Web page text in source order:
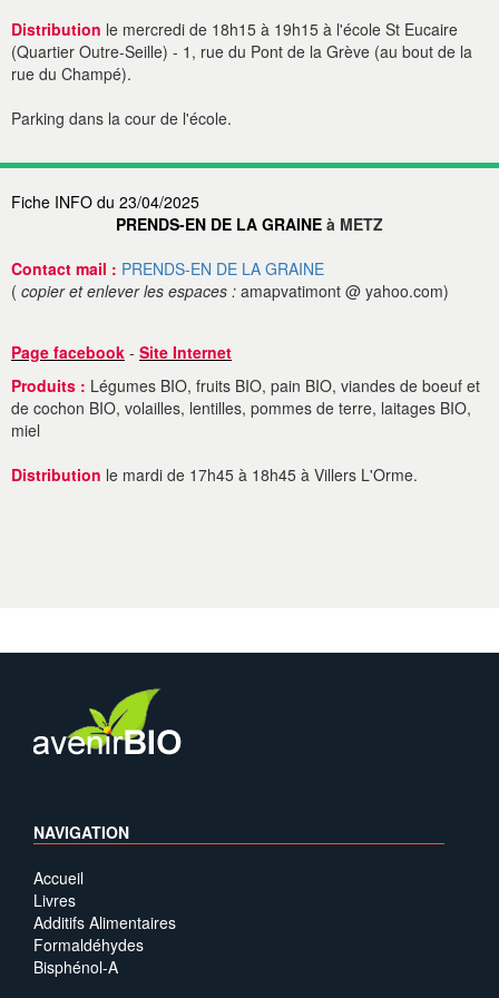
Distribution le mercredi de 18h15 à 19h15 à l'école St Eucaire
(Quartier Outre-Seille) - 1, rue du Pont de la Grève (au bout de la
rue du Champé).
Parking dans la cour de l'école.
Fiche INFO du 23/04/2025
PRENDS-EN DE LA GRAINE à METZ
Contact mail : PRENDS-EN DE LA GRAINE
( copier et enlever les espaces : amapvatimont @ yahoo.com)
Page facebook - Site Internet
Produits : Légumes BIO, fruits BIO, pain BIO, viandes de boeuf et
de cochon BIO, volailles, lentilles, pommes de terre, laitages BIO,
miel
Distribution le mardi de 17h45 à 18h45 à Villers L'Orme.
NAVIGATION
Accueil
Livres
Additifs Alimentaires
Formaldéhydes
Bisphénol-A